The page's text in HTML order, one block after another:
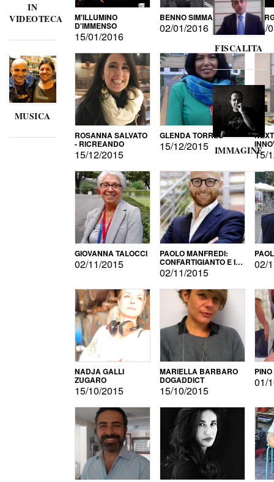
IN
VIDEOTECA
MUSICA
M'ILLUMINO
D'IMMENSO
15/01/2016
BENNO SIMMA
02/01/2016
ROSANNA SALVATO
- RICREANDO
15/12/2015
GLENDA TORRES
15/12/2015
15/
GIOVANNA TALOCCI
02/11/2015
PAOLO MANFREDI:
CONFARTIGIANTO E IL
SONDAGGIO
02/11/2015
02/
NADJA GALLI
ZUGARO
15/10/2015
MARIELLA BARBARO
DOGADDICT
15/10/2015
01/
FISCALITA
IMMAGINE